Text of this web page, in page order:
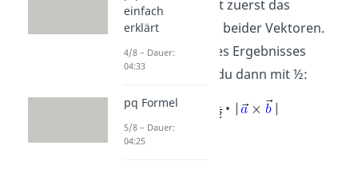
Du berechnest zuerst das
Kreuzprodukt
beider Vektoren.
DenBetrag
des Ergebnisses
multiplizierst du dann mit ½:
• | |
einfach
erklärt
4/8 – Dauer:
04:33
pq Formel
5/8 – Dauer:
04:25